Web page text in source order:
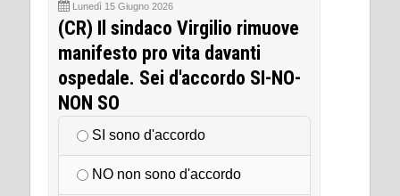
Lunedì 15 Giugno 2026
(CR) Il sindaco Virgilio rimuove
manifesto pro vita davanti
ospedale. Sei d'accordo SI-NO-
NON SO
SI sono d'accordo
NO non sono d'accordo